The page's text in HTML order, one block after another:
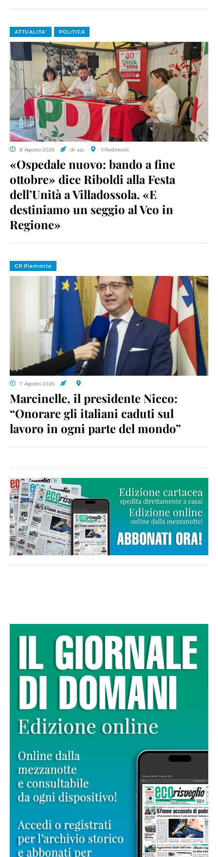
ATTUALITA' POLITICA
8 Agosto 2026 di a.p. Villadossola
«Ospedale nuovo: bando a fine
ottobre» dice Riboldi alla Festa
dell’Unità a Villadossola. «E
destiniamo un seggio al Vco in
Regione»
CR Piemonte
7 Agosto 2026
Marcinelle, il presidente Nicco:
“Onorare gli italiani caduti sul
lavoro in ogni parte del mondo”